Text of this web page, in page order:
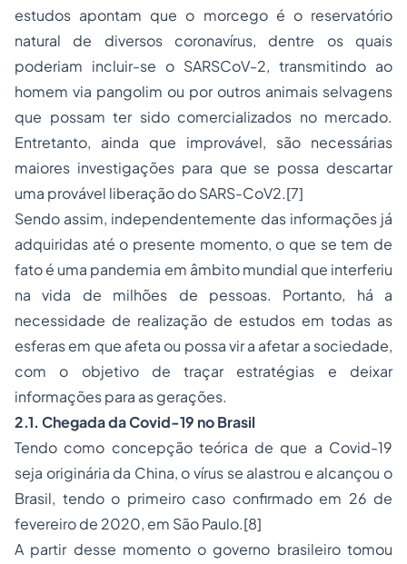
estudos apontam que o morcego é o reservatório
natural de diversos coronavírus, dentre os quais
poderiam incluir-se o SARSCoV-2, transmitindo ao
homem via pangolim ou por outros animais selvagens
que possam ter sido comercializados no mercado.
Entretanto, ainda que improvável, são necessárias
maiores investigações para que se possa descartar
uma provável liberação do SARS-CoV2.[7]
Sendo assim, independentemente das informações já
adquiridas até o presente momento, o que se tem de
fato é uma pandemia em âmbito mundial que interferiu
na vida de milhões de pessoas. Portanto, há a
necessidade de realização de estudos em todas as
esferas em que afeta ou possa vir a afetar a sociedade,
com o objetivo de traçar estratégias e deixar
informações para as gerações.
2.1. Chegada da Covid-19 no Brasil
Tendo como concepção teórica de que a Covid-19
seja originária da China, o vírus se alastrou e alcançou o
Brasil, tendo o primeiro caso confirmado em 26 de
fevereiro de 2020, em São Paulo.[8]
A partir desse momento o governo brasileiro tomou